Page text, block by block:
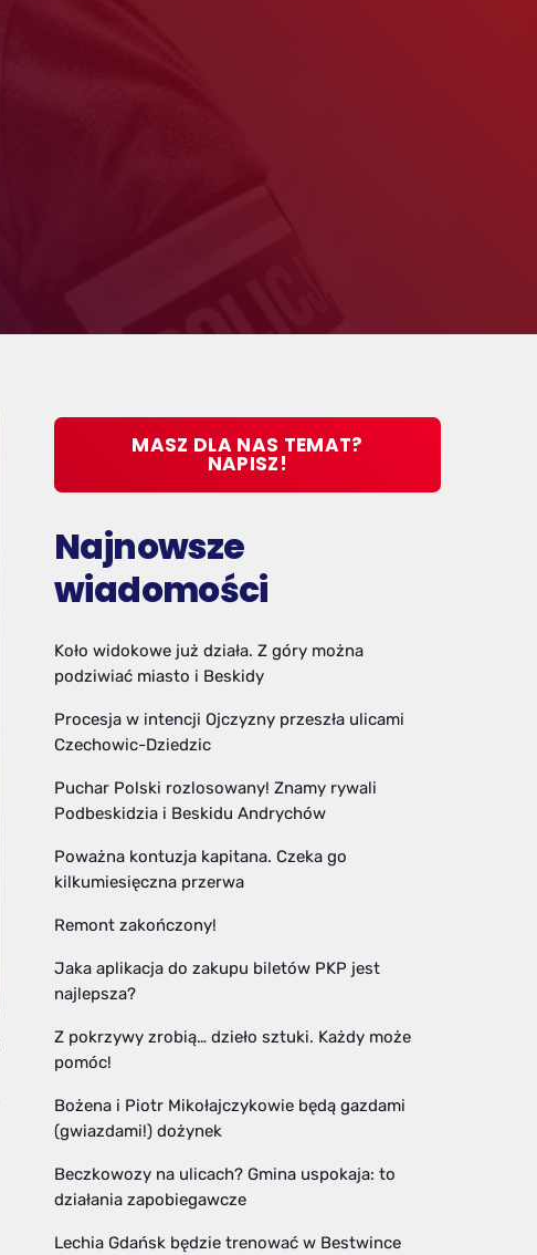
MASZ DLA NAS TEMAT?
NAPISZ!
Najnowsze
wiadomości
Koło widokowe już działa. Z góry można
podziwiać miasto i Beskidy
Procesja w intencji Ojczyzny przeszła ulicami
Czechowic-Dziedzic
Puchar Polski rozlosowany! Znamy rywali
Podbeskidzia i Beskidu Andrychów
Poważna kontuzja kapitana. Czeka go
kilkumiesięczna przerwa
Remont zakończony!
Jaka aplikacja do zakupu biletów PKP jest
najlepsza?
Z pokrzywy zrobią… dzieło sztuki. Każdy może
pomóc!
Bożena i Piotr Mikołajczykowie będą gazdami
(gwiazdami!) dożynek
Beczkowozy na ulicach? Gmina uspokaja: to
działania zapobiegawcze
Lechia Gdańsk będzie trenować w Bestwince